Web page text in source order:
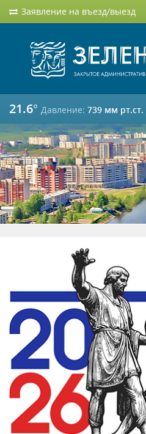
Заявление на въезд/выезд
21.6° Давление: 739 мм рт.ст.